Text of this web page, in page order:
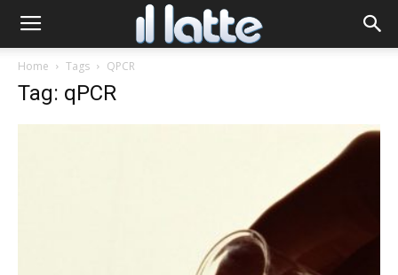
Home Tags QPCR
Tag: qPCR